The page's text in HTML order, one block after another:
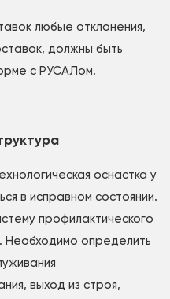
любые отклонения,
должны быть
с РУСАЛом.
оснастка у
в исправном состоянии.
профилактического
Необходимо определить
выход из строя,